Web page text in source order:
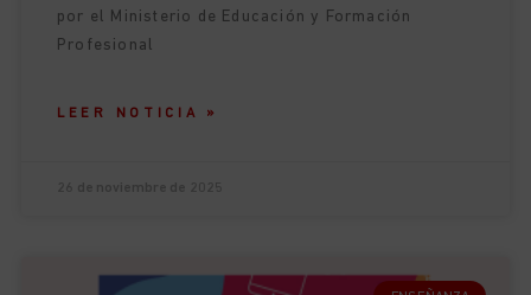
por el Ministerio de Educación y Formación
Profesional
LEER NOTICIA »